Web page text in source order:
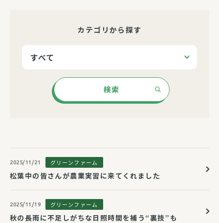
カテゴリから探す
検索
2025/11/21 グリーンファーム
松葉中の皆さんが農業実習に来てくれました
2025/11/19 グリーンファーム
秋の長雨に不足しがちな日照時間を補う“裏技”も